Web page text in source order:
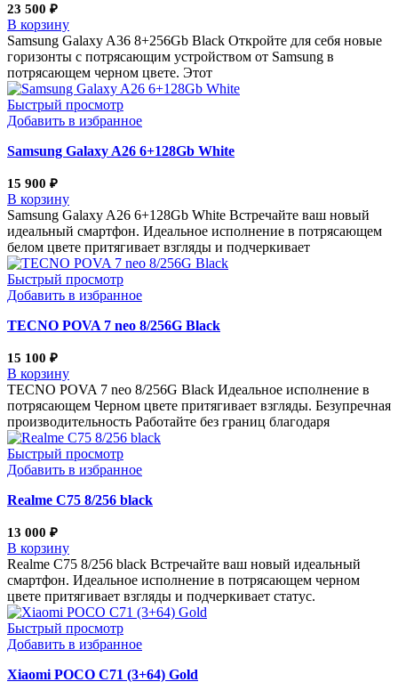
23 500 ₽
В корзину
Samsung Galaxy A36 8+256Gb Black Откройте для себя новые
горизонты с потрясающим устройством от Samsung в
потрясающем черном цвете. Этот
Быстрый просмотр
Добавить в избранное
Samsung Galaxy A26 6+128Gb White
15 900 ₽
В корзину
Samsung Galaxy A26 6+128Gb White Встречайте ваш новый
идеальный смартфон. Идеальное исполнение в потрясающем
белом цвете притягивает взгляды и подчеркивает
Быстрый просмотр
Добавить в избранное
TECNO POVA 7 neo 8/256G Black
15 100 ₽
В корзину
TECNO POVA 7 neo 8/256G Black Идеальное исполнение в
потрясающем Черном цвете притягивает взгляды. Безупречная
производительность Работайте без границ благодаря
Быстрый просмотр
Добавить в избранное
Realme С75 8/256 black
13 000 ₽
В корзину
Realme С75 8/256 black Встречайте ваш новый идеальный
смартфон. Идеальное исполнение в потрясающем черном
цвете притягивает взгляды и подчеркивает статус.
Быстрый просмотр
Добавить в избранное
Xiaomi POCO C71 (3+64) Gold